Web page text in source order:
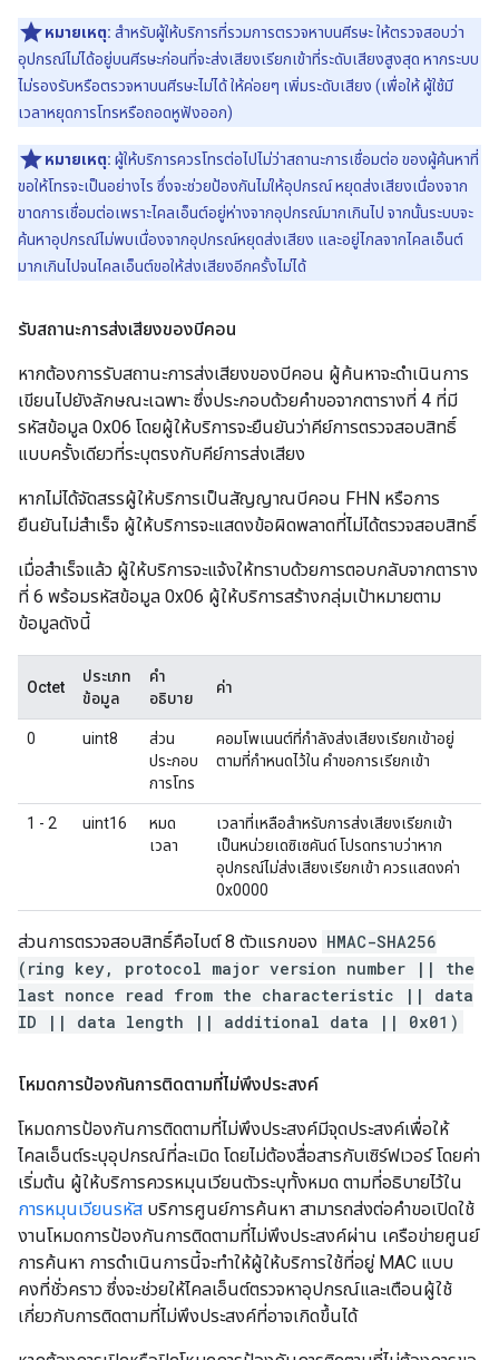
หมายเหตุ: สำหรับผู้ให้บริการที่รวมการตรวจหาบนศีรษะ ให้ตรวจสอบว่า
อุปกรณ์ไม่ได้อยู่บนศีรษะก่อนที่จะส่งเสียงเรียกเข้าที่ระดับเสียงสูงสุด หากระบบ
ไม่รองรับหรือตรวจหาบนศีรษะไม่ได้ ให้ค่อยๆ เพิ่มระดับเสียง (เพื่อให้ ผู้ใช้มี
เวลาหยุดการโทรหรือถอดหูฟังออก)
หมายเหตุ: ผู้ให้บริการควรโทรต่อไปไม่ว่าสถานะการเชื่อมต่อ ของผู้ค้นหาที่
ขอให้โทรจะเป็นอย่างไร ซึ่งจะช่วยป้องกันไม่ให้อุปกรณ์ หยุดส่งเสียงเนื่องจาก
ขาดการเชื่อมต่อเพราะไคลเอ็นต์อยู่ห่างจากอุปกรณ์มากเกินไป จากนั้นระบบจะ
ค้นหาอุปกรณ์ไม่พบเนื่องจากอุปกรณ์หยุดส่งเสียง และอยู่ไกลจากไคลเอ็นต์
มากเกินไปจนไคลเอ็นต์ขอให้ส่งเสียงอีกครั้งไม่ได้
รับสถานะการส่งเสียงของบีคอน
หากต้องการรับสถานะการส่งเสียงของบีคอน ผู้ค้นหาจะดำเนินการ
เขียนไปยังลักษณะเฉพาะ ซึ่งประกอบด้วยคำขอจากตารางที่ 4 ที่มี
รหัสข้อมูล 0x06 โดยผู้ให้บริการจะยืนยันว่าคีย์การตรวจสอบสิทธิ์
แบบครั้งเดียวที่ระบุตรงกับคีย์การส่งเสียง
หากไม่ได้จัดสรรผู้ให้บริการเป็นสัญญาณบีคอน FHN หรือการ
ยืนยันไม่สำเร็จ ผู้ให้บริการจะแสดงข้อผิดพลาดที่ไม่ได้ตรวจสอบสิทธิ์
เมื่อสำเร็จแล้ว ผู้ให้บริการจะแจ้งให้ทราบด้วยการตอบกลับจากตาราง
ที่ 6 พร้อมรหัสข้อมูล 0x06 ผู้ให้บริการสร้างกลุ่มเป้าหมายตาม
ข้อมูลดังนี้
Octet
ประเภท
ข้อมูล
คำ
อธิบาย
ค่า
0 uint8
ส่วน
ประกอบ
การโทร
คอมโพเนนต์ที่กำลังส่งเสียงเรียกเข้าอยู่
ตามที่กำหนดไว้ใน คำขอการเรียกเข้า
1 - 2 uint16
หมด
เวลา
เวลาที่เหลือสำหรับการส่งเสียงเรียกเข้า
เป็นหน่วยเดซิเซคันด์ โปรดทราบว่าหาก
อุปกรณ์ไม่ส่งเสียงเรียกเข้า ควรแสดงค่า
0x0000
ส่วนการตรวจสอบสิทธิ์คือไบต์ 8 ตัวแรกของ HMAC-SHA256
(ring key, protocol major version number || the
last nonce read from the characteristic || data
ID || data length || additional data || 0x01)
โหมดการป้องกันการติดตามที่ไม่พึงประสงค์
โหมดการป้องกันการติดตามที่ไม่พึงประสงค์มีจุดประสงค์เพื่อให้
ไคลเอ็นต์ระบุอุปกรณ์ที่ละเมิด โดยไม่ต้องสื่อสารกับเซิร์ฟเวอร์ โดยค่า
เริ่มต้น ผู้ให้บริการควรหมุนเวียนตัวระบุทั้งหมด ตามที่อธิบายไว้ใน
การหมุนเวียนรหัส บริการศูนย์การค้นหา สามารถส่งต่อคำขอเปิดใช้
งานโหมดการป้องกันการติดตามที่ไม่พึงประสงค์ผ่าน เครือข่ายศูนย์
การค้นหา การดำเนินการนี้จะทำให้ผู้ให้บริการใช้ที่อยู่ MAC แบบ
คงที่ชั่วคราว ซึ่งจะช่วยให้ไคลเอ็นต์ตรวจหาอุปกรณ์และเตือนผู้ใช้
เกี่ยวกับการติดตามที่ไม่พึงประสงค์ที่อาจเกิดขึ้นได้